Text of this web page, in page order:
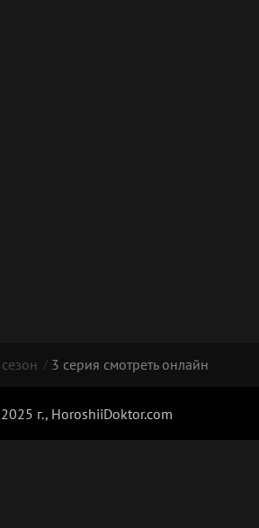
3 серия смотреть онлайн
г., HoroshiiDoktor.com